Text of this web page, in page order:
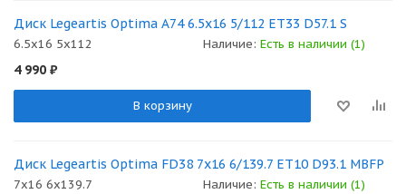
Диск Legeartis Optima A74 6.5x16 5/112 ET33 D57.1 S
6.5x16 5x112 Наличие: Есть в наличии (1)
4 990 ₽
В корзину
Диск Legeartis Optima FD38 7x16 6/139.7 ET10 D93.1 MBFP
7x16 6x139.7 Наличие: Есть в наличии (1)